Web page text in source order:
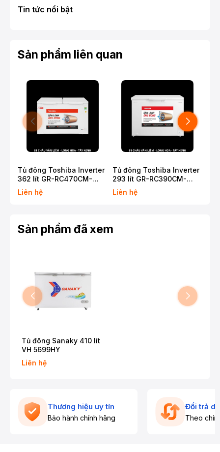
Tin tức nổi bật
Sản phẩm liên quan
Tủ đông Toshiba Inverter
362 lít GR-RC470CM-
PMV(01)
Liên hệ
Tủ đông Toshiba Inverter
293 lít GR-RC390CM-
PMV(01)
Liên hệ
Sản phẩm đã xem
Tủ đông Sanaky 410 lít
VH 5699HY
Liên hệ
Thương hiệu uy tín
Bảo hành chính hãng
Đổi trả
Theo